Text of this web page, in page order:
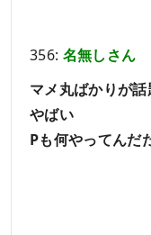
356: 名無しさん
マメ丸ばかりが
やばい
Pも何やってんだ